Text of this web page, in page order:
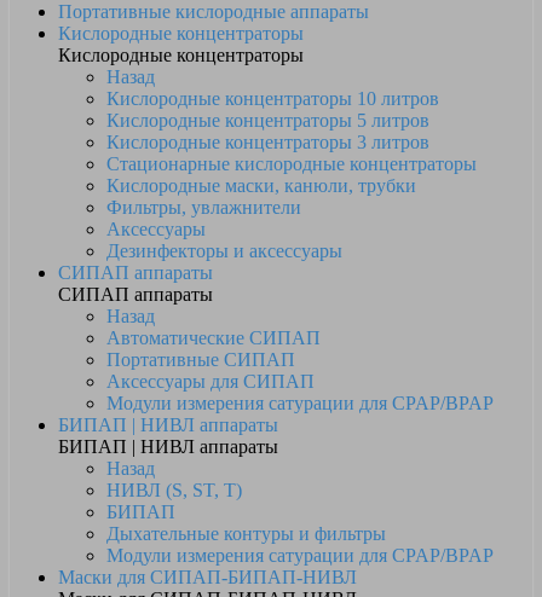
Портативные кислородные аппараты
Кислородные концентраторы
Кислородные концентраторы
Назад
Кислородные концентраторы 10 литров
Кислородные концентраторы 5 литров
Кислородные концентраторы 3 литров
Стационарные кислородные концентраторы
Кислородные маски, канюли, трубки
Фильтры, увлажнители
Аксессуары
Дезинфекторы и аксессуары
СИПАП аппараты
СИПАП аппараты
Назад
Автоматические СИПАП
Портативные СИПАП
Аксессуары для СИПАП
Модули измерения сатурации для CPAP/BPAP
БИПАП | НИВЛ аппараты
БИПАП | НИВЛ аппараты
Назад
НИВЛ (S, ST, T)
БИПАП
Дыхательные контуры и фильтры
Модули измерения сатурации для CPAP/BPAP
Маски для СИПАП-БИПАП-НИВЛ